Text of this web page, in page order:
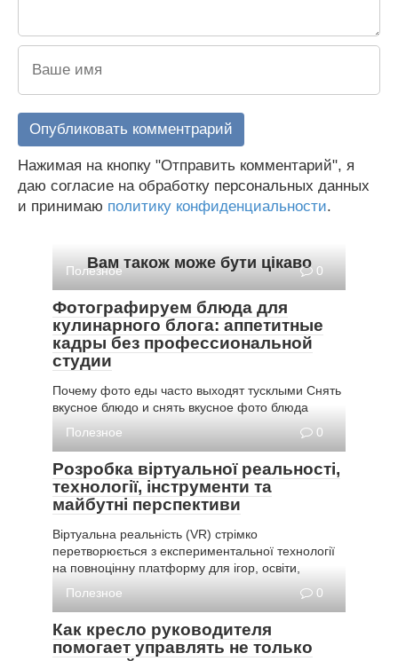
Нажимая на кнопку "Отправить комментарий", я
даю согласие на обработку персональных данных
и принимаю политику конфиденциальности.
Вам також може бути цікаво
Полезное 0
Фотографируем блюда для
кулинарного блога: аппетитные
кадры без профессиональной
студии
Почему фото еды часто выходят тусклыми Снять
вкусное блюдо и снять вкусное фото блюда
Полезное
0
Розробка віртуальної реальності,
технології, інструменти та
майбутні перспективи
Віртуальна реальність (VR) стрімко
перетворюється з експериментальної технології
на повноцінну платформу для ігор, освіти,
Полезное
0
Как кресло руководителя
помогает управлять не только